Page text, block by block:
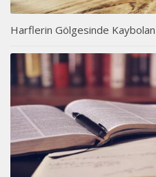
Harflerin Gölgesinde Kaybolan